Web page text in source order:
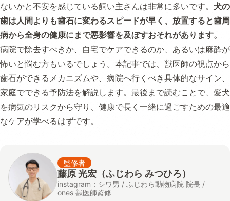
ないかと不安を感じている飼い主さんは非常に多いです。 犬の
歯は人間よりも歯石に変わるスピードが早く、放置すると歯周
病から全身の健康にまで悪影響を及ぼすおそれがあります。
病院で除去すべきか、自宅でケアできるのか、あるいは麻酔が
怖いと悩む方もいるでしょう。本記事では、獣医師の視点から
歯石ができるメカニズムや、病院へ行くべき具体的なサイン、
家庭でできる予防法を解説します。最後まで読むことで、愛犬
を病気のリスクから守り、健康で長く一緒に過ごすための最適
なケアが学べるはずです。
監修者
藤原 光宏（ふじわら みつひろ）
instagram：シワ男 / ふじわら動物病院 院長 /
ones 獣医師監修